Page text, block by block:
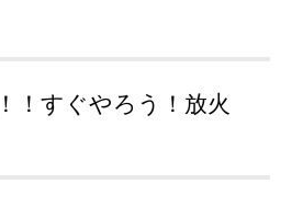
！すぐやろう！放火